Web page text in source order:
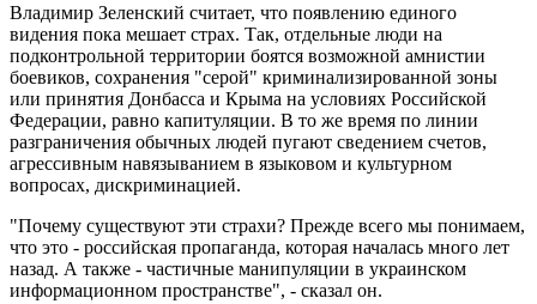
Владимир Зеленский считает, что появлению единого
видения пока мешает страх. Так, отдельные люди на
подконтрольной территории боятся возможной амнистии
боевиков, сохранения "серой" криминализированной зоны
или принятия Донбасса и Крыма на условиях Российской
Федерации, равно капитуляции. В то же время по линии
разграничения обычных людей пугают сведением счетов,
агрессивным навязыванием в языковом и культурном
вопросах, дискриминацией.
"Почему существуют эти страхи? Прежде всего мы понимаем,
что это - российская пропаганда, которая началась много лет
назад. А также - частичные манипуляции в украинском
информационном пространстве", - сказал он.